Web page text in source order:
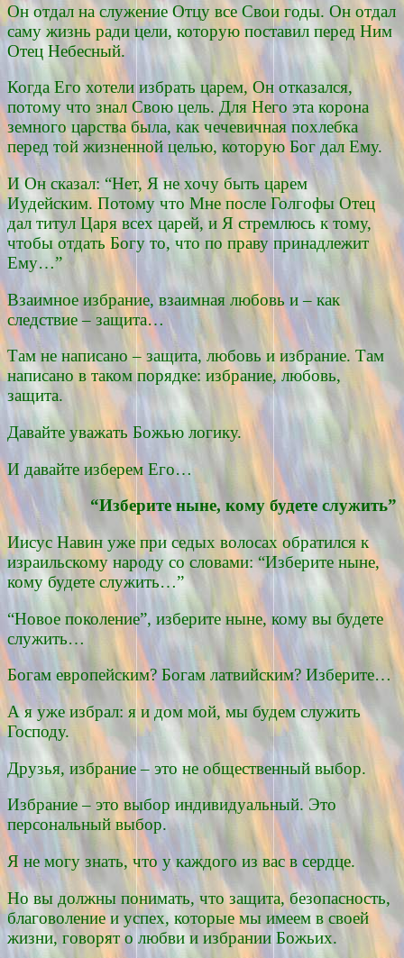
Он отдал на служение Отцу все Свои годы. Он отдал
саму жизнь ради цели, которую поставил перед Ним
Отец Небесный.
Когда Его хотели избрать царем, Он отказался,
потому что знал Свою цель. Для Него эта корона
земного царства была, как чечевичная похлебка
перед той жизненной целью, которую Бог дал Ему.
И Он сказал: “Нет, Я не хочу быть царем
Иудейским. Потому что Мне после Голгофы Отец
дал титул Царя всех царей, и Я стремлюсь к тому,
чтобы отдать Богу то, что по праву принадлежит
Ему…”
Взаимное избрание, взаимная любовь и – как
следствие – защита…
Там не написано – защита, любовь и избрание. Там
написано в таком порядке: избрание, любовь,
защита.
Давайте уважать Божью логику.
И давайте изберем Его…
“Изберите ныне, кому будете служить”
Иисус Навин уже при седых волосах обратился к
израильскому народу со словами: “Изберите ныне,
кому будете служить…”
“Новое поколение”, изберите ныне, кому вы будете
служить…
Богам европейским? Богам латвийским? Изберите…
А я уже избрал: я и дом мой, мы будем служить
Господу.
Друзья, избрание – это не общественный выбор.
Избрание – это выбор индивидуальный. Это
персональный выбор.
Я не могу знать, что у каждого из вас в сердце.
Но вы должны понимать, что защита, безопасность,
благоволение и успех, которые мы имеем в своей
жизни, говорят о любви и избрании Божьих.